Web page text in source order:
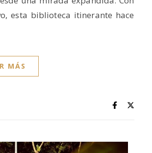
esta biblioteca itinerante hace
MÁS